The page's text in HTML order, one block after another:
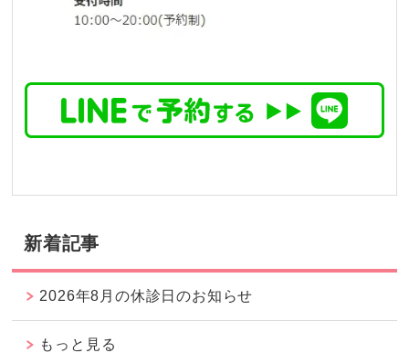
新着記事
2026年8月の休診日のお知らせ
もっと見る